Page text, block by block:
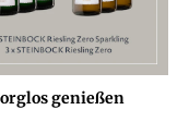
genießen